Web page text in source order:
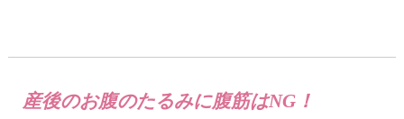
産後のお腹のたるみに腹筋はNG！